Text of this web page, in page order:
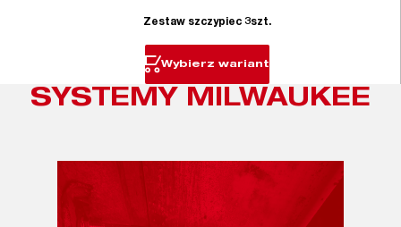
Zestaw szczypiec 3szt.
Wybierz wariant
SYSTEMY MILWAUKEE